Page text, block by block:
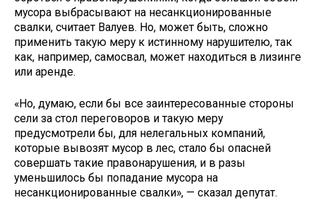
мусора выбрасывают на несанкционированные
свалки, считает Валуев. Но, может быть, сложно
применить такую меру к истинному нарушителю, так
как, например, самосвал, может находиться в лизинге
или аренде.
«Но, думаю, если бы все заинтересованные стороны
сели за стол переговоров и такую меру
предусмотрели бы, для нелегальных компаний,
которые вывозят мусор в лес, стало бы опасней
совершать такие правонарушения, и в разы
уменьшилось бы попадание мусора на
несанкционированные свалки», — сказал депутат.